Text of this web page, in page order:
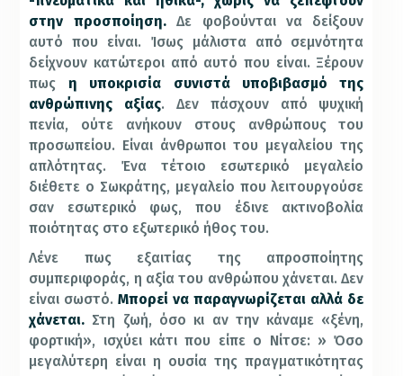
στην προσποίηση.Δε φοβούνται να δείξουν
αυτό που είναι. Ίσως μάλιστα από σεμνότητα
δείχνουν κατώτεροι από αυτό που είναι. Ξέρουν
πως η υποκρισία συνιστά υποβιβασμό της
ανθρώπινης αξίας. Δεν πάσχουν από ψυχική
πενία, ούτε ανήκουν στους ανθρώπους του
προσωπείου. Είναι άνθρωποι του μεγαλείου της
απλότητας. Ένα τέτοιο εσωτερικό μεγαλείο
διέθετε ο Σωκράτης, μεγαλείο που λειτουργούσε
σαν εσωτερικό φως, που έδινε ακτινοβολία
ποιότητας στο εξωτερικό ήθος του.
Λένε πως εξαιτίας της απροσποίητης
συμπεριφοράς, η αξία του ανθρώπου χάνεται. Δεν
είναι σωστό.Μπορεί να παραγνωρίζεται αλλά δε
χάνεται. Στη ζωή, όσο κι αν την κάναμε «ξένη,
φορτική», ισχύει κάτι που είπε ο Νίτσε: » Όσο
μεγαλύτερη είναι η ουσία της πραγματικότητας